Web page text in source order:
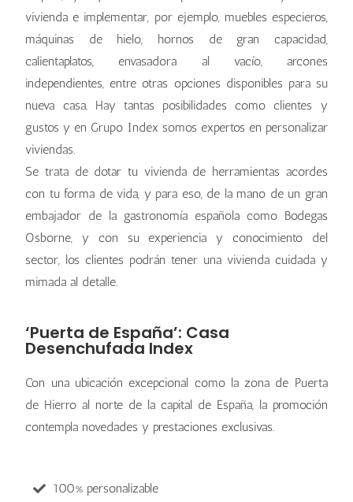
vivienda e implementar, por ejemplo, muebles especieros,
máquinas de hielo, hornos de gran capacidad,
calientaplatos, envasadora al vacío, arcones
independientes, entre otras opciones disponibles para su
nueva casa. Hay tantas posibilidades como clientes y
gustos y en Grupo Index somos expertos en personalizar
viviendas.
Se trata de dotar tu vivienda de herramientas acordes
con tu forma de vida, y para eso, de la mano de un gran
embajador de la gastronomía española como Bodegas
Osborne, y con su experiencia y conocimiento del
sector, los clientes podrán tener una vivienda cuidada y
mimada al detalle.
‘Puerta de España’: Casa
Desenchufada Index
Con una ubicación excepcional como la zona de Puerta
de Hierro al norte de la capital de España, la promoción
contempla novedades y prestaciones exclusivas.
100% personalizable